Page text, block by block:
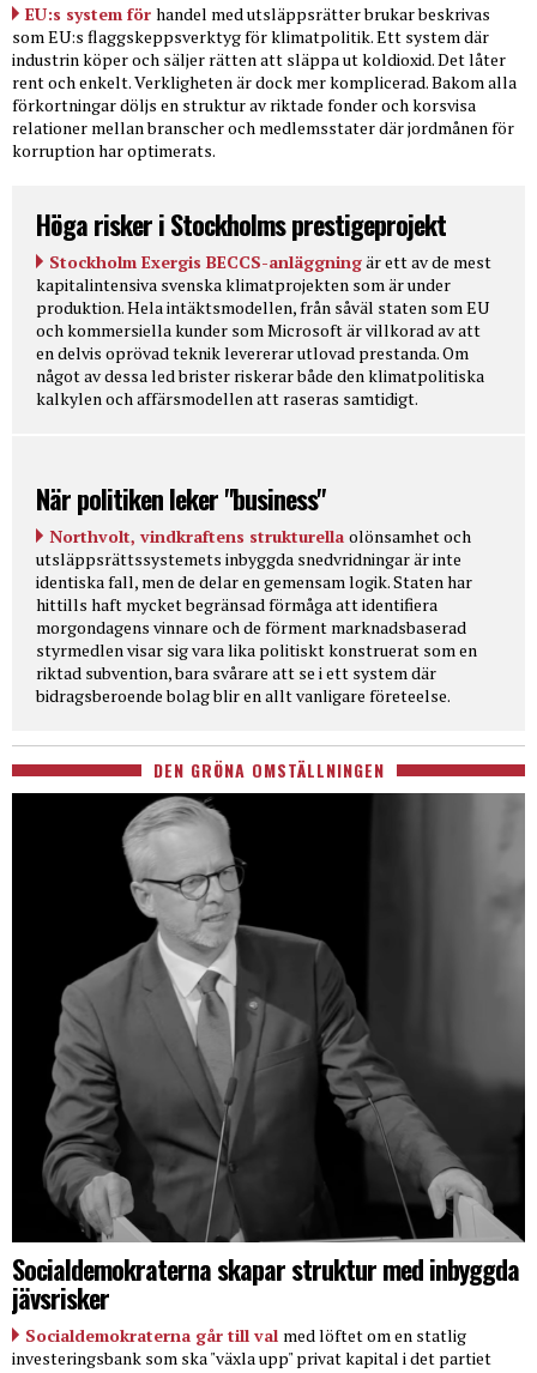
EU:s system för handel med utsläppsrätter brukar beskrivas
som EU:s flaggskeppsverktyg för klimatpolitik. Ett system där
industrin köper och säljer rätten att släppa ut koldioxid. Det låter
rent och enkelt. Verkligheten är dock mer komplicerad. Bakom alla
förkortningar döljs en struktur av riktade fonder och korsvisa
relationer mellan branscher och medlemsstater där jordmånen för
korruption har optimerats.
Höga risker i Stockholms prestigeprojekt
Stockholm Exergis BECCS-anläggningär ett av de mest
kapitalintensiva svenska klimatprojekten som är under
produktion. Hela intäktsmodellen, från såväl staten som EU
och kommersiella kunder som Microsoft är villkorad av att
en delvis oprövad teknik levererar utlovad prestanda. Om
något av dessa led brister riskerar både den klimatpolitiska
kalkylen och affärsmodellen att raseras samtidigt.
När politiken leker "business"
Northvolt, vindkraftens strukturella olönsamhet och
utsläppsrättssystemets inbyggda snedvridningar är inte
identiska fall, men de delar en gemensam logik. Staten har
hittills haft mycket begränsad förmåga att identifiera
morgondagens vinnare och de förment marknadsbaserad
styrmedlen visar sig vara lika politiskt konstruerat som en
riktad subvention, bara svårare att se i ett system där
bidragsberoende bolag blir en allt vanligare företeelse.
DEN GRÖNA OMSTÄLLNINGEN
Socialdemokraterna skapar struktur med inbyggda
jävsrisker
Socialdemokraterna går till val med löftet om en statlig
investeringsbank som ska "växla upp" privat kapital i det partiet